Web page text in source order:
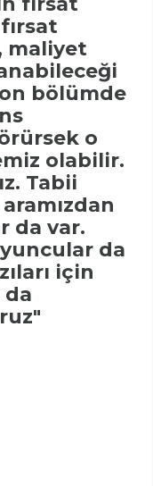
maliyet
bölümde
o
olabilir.
Tabii
da var.
da
için
da